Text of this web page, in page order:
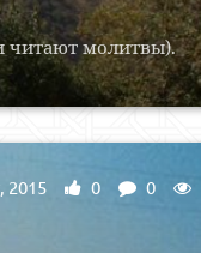
читают молитвы).
2015 0 0